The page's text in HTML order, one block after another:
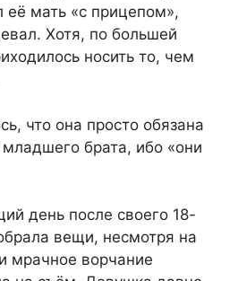
её мать «с прицепом»,
Хотя, по большей
носить то, чем
что она просто обязана
брата, ибо «они
день после своего 18-
вещи, несмотря на
мрачное ворчание